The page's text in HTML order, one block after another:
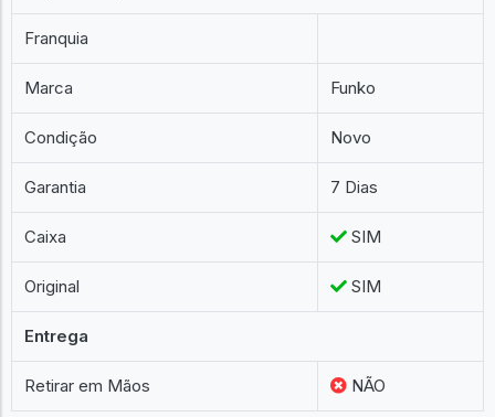
Franquia
Marca Funko
Condição Novo
Garantia 7 Dias
Caixa SIM
Original SIM
Entrega
Retirar em Mãos NÃO